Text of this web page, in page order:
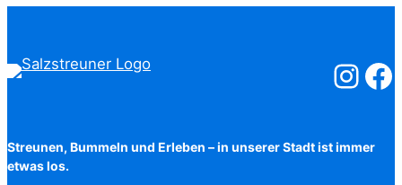
Streunen, Bummeln und Erleben – in unserer Stadt ist immer
etwas los.